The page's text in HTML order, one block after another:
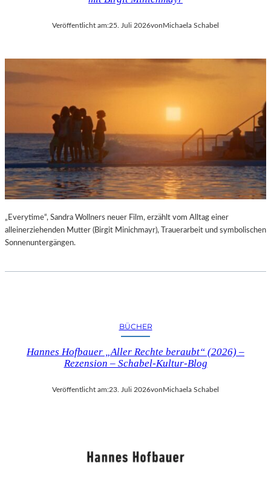
Veröffentlicht am:25. Juli 2026von Michaela Schabel
„Everytime“, Sandra Wollners neuer Film, erzählt vom Alltag einer
alleinerziehenden Mutter (Birgit Minichmayr), Trauerarbeit und symbolischen
Sonnenuntergängen.
BÜCHER
Hannes Hofbauer „Aller Rechte beraubt“ (2026) –
Rezension – Schabel-Kultur-Blog
Veröffentlicht am:23. Juli 2026vonMichaela Schabel